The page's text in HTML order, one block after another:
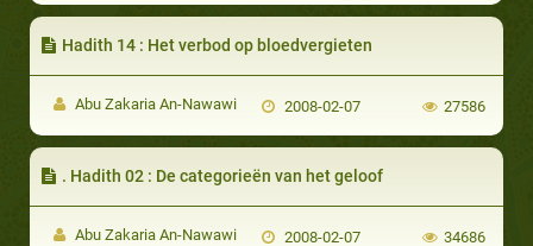
Hadith 14 : Het verbod op bloedvergieten
Abu Zakaria An-Nawawi 2008-02-07 27586
. Hadith 02 : De categorieën van het geloof
Abu Zakaria An-Nawawi 2008-02-07 34686